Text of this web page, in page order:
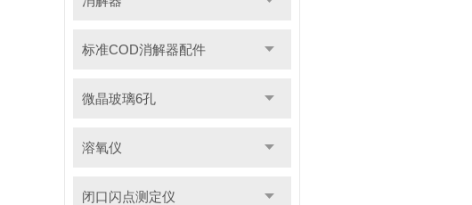
标准COD消解器配件
微晶玻璃6孔
溶氧仪
闭口闪点测定仪